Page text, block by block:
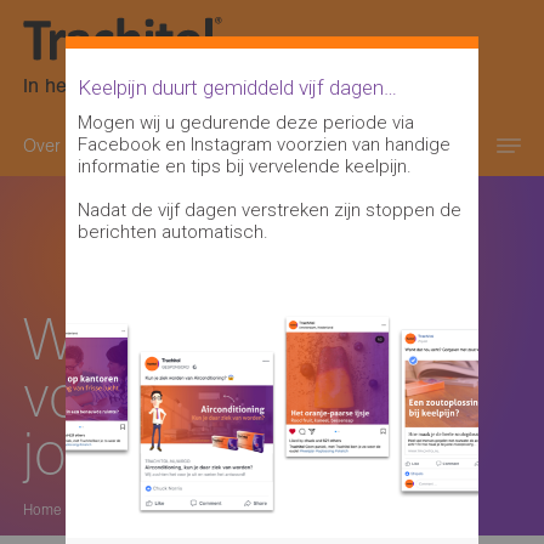
In het oranje-paarse doosje
Over keelpijn Keelontsteking informatie
Wat is de dosering
voor
jongvolwassenen?
Home
Keelpijn duurt gemiddeld vijf dagen…
Mogen wij u gedurende deze periode via
Facebook en Instagram voorzien van handige
informatie en tips bij vervelende keelpijn.
Nadat de vijf dagen verstreken zijn stoppen de
berichten automatisch.